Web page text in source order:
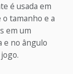
é usada em
o tamanho e a
em um
e no ângulo